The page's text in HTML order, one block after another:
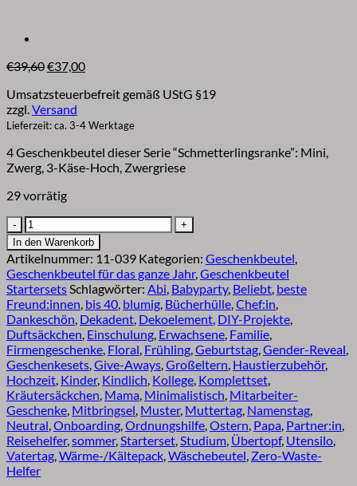
€39,60Ursprünglicher
war:
€39,60
€37,00Aktueller
ist:
Umsatzsteuerbefreit gemäß UStG §19
zzgl.Versand
Lieferzeit: ca. 3-4 Werktage
4 Geschenkbeutel dieser Serie “Schmetterlingsranke”: Mini,
Zwerg, 3-Käse-Hoch, Zwergriese
29 vorrätig
Geschenkbeutel
für
Ostern
Schmetterlingsranke
|
Starterset
Menge
In den Warenkorb
Artikelnummer: 11-039 Kategorien: Geschenkbeutel,
Geschenkbeutel für das ganze Jahr,Geschenkbeutel
StartersetsSchlagwörter: Abi, Babyparty, Beliebt, beste
Freund:innen, bis 40, blumig, Bücherhülle,Chef:in,
Dankeschön, Dekadent, Dekoelement, DIY-Projekte,
Duftsäckchen, Einschulung, Erwachsene, Familie,
Firmengeschenke, Floral, Frühling,Geburtstag,Gender-Reveal,
Geschenkesets,Give-Aways,Großeltern, Haustierzubehör,
Hochzeit, Kinder, Kindlich, Kollege, Komplettset,
Kräutersäckchen, Mama, Minimalistisch, Mitarbeiter-
Geschenke, Mitbringsel, Muster, Muttertag, Namenstag,
Neutral,Onboarding,Ordnungshilfe,Ostern, Papa, Partner:in,
Reisehelfer,sommer,Starterset,Studium, Übertopf, Utensilo,
Vatertag,Wärme-/Kältepack,Wäschebeutel, Zero-Waste-
Helfer